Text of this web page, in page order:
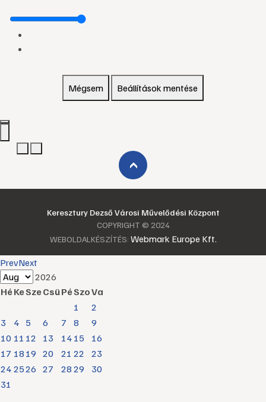
Mégsem Beállítások mentése
›
Keresztury Dezső Városi Művelődési Központ
COPYRIGHT © 2024
WEBOLDALKÉSZÍTÉS: Webmark Europe Kft.
PrevNext
2026
HéKeSzeCsüPéSzoVa
1
2
3
4 5 6 7 8
9
10 11 12 13 14 15
16
17 18 19 20 21 22
23
24 2526 27 28 29
30
31